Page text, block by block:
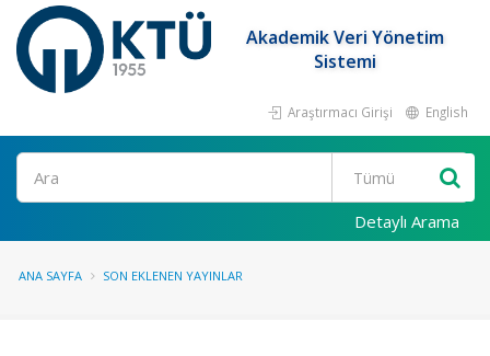
Akademik Veri Yönetim
Sistemi
Araştırmacı Girişi English
Ara
Detaylı Arama
ANA SAYFA SON EKLENEN YAYINLAR